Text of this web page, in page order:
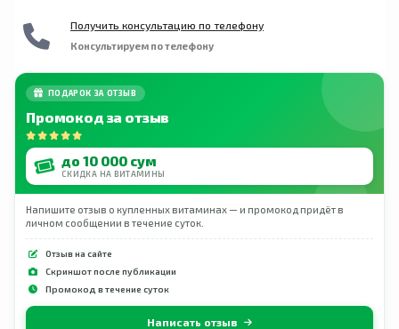
Получить консультацию по телефону
Консультируем по телефону
ПОДАРОК ЗА ОТЗЫВ
Промокод за отзыв
до 10 000 сум
СКИДКА НА ВИТАМИНЫ
Напишите отзыв о купленных витаминах — и промокод придёт в
личном сообщении в течение суток.
Отзыв на сайте
Скриншот после публикации
Промокод в течение суток
Написать отзыв